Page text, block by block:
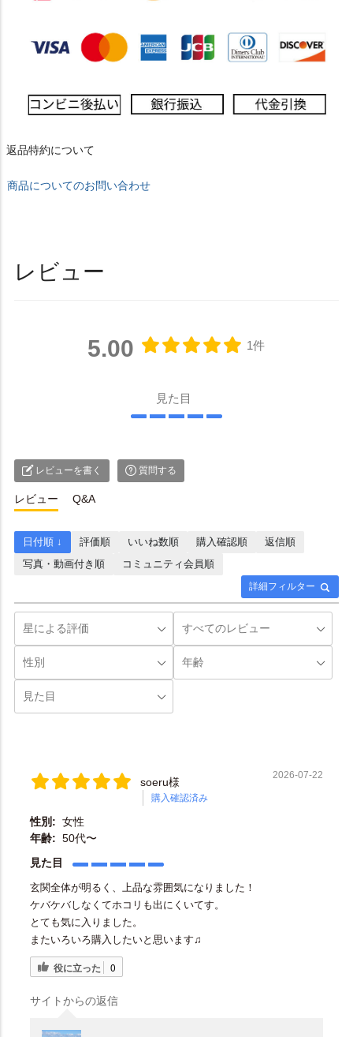
返品特約について
商品についてのお問い合わせ
レビュー
5.00 1件
見た目
レビューを書く 質問する
レビュー Q&A
詳細フィルター
日付順 ↓ 評価順 いいね数順 購入確認順
返信順
写真・動画付き順
コミュニティ会員順
soeru様
購入確認済み
2026-07-22
性別: 女性
年齢: 50代〜
見た目
玄関全体が明るく、上品な雰囲気になりました！
ケバケバしなくてホコリも出にくいてす。
とても気に入りました。
またいろいろ購入したいと思います♫
役に立った 0
サイトからの返信